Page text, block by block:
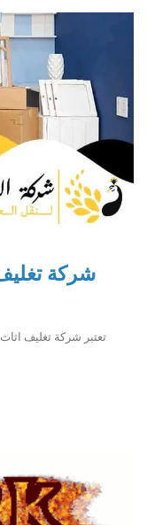
تعتبر شركة تغليف